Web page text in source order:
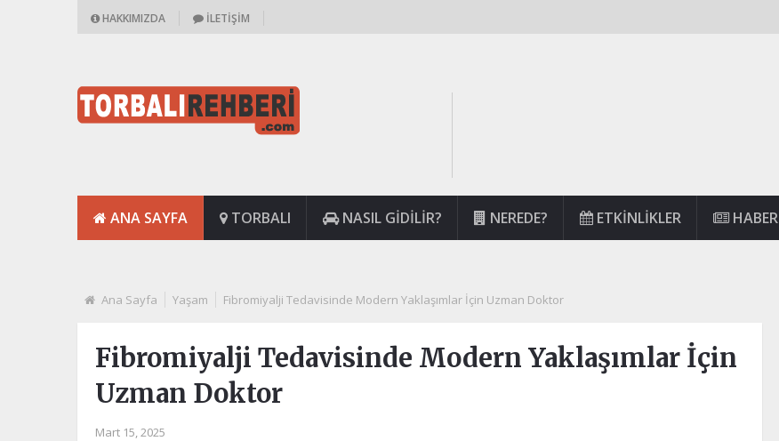
HAKKIMIZDA İLETIŞIM
ANA SAYFA TORBALI NASIL GIDILIR? NEREDE? ETKINLIKLER HABER
Ana Sayfa Yaşam Fibromiyalji Tedavisinde Modern Yaklaşımlar İçin Uzman Doktor
Fibromiyalji Tedavisinde Modern Yaklaşımlar İçin
Uzman Doktor
Mart 15, 2025